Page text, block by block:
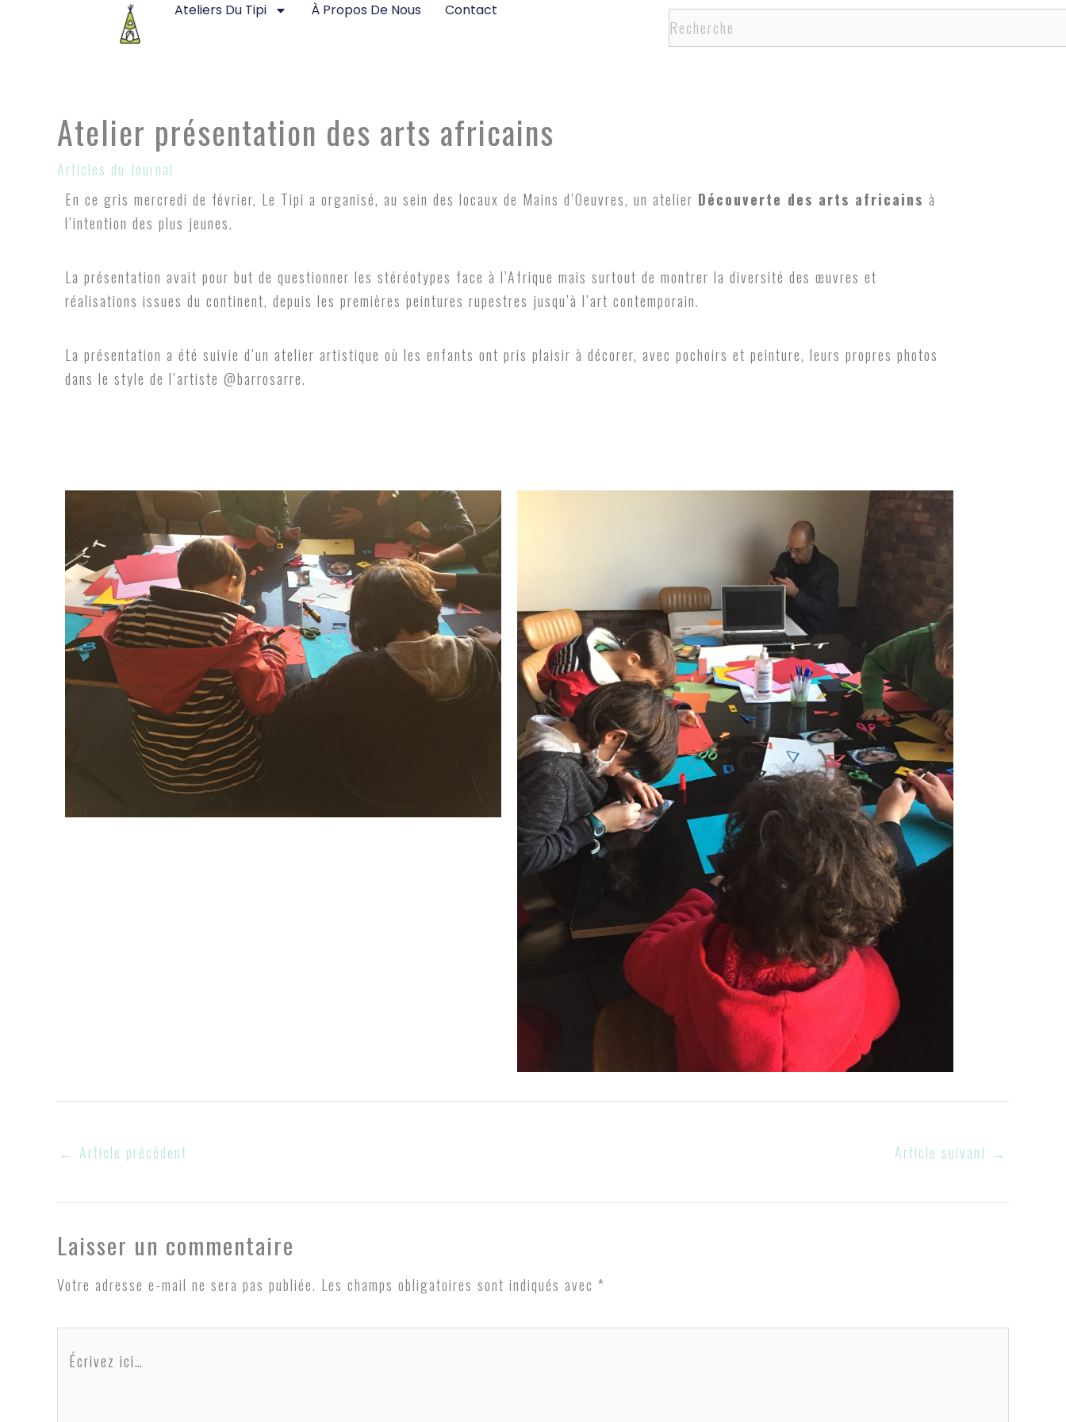
Ateliers Du Tipi À Propos De Nous Contact
Rechercher
Atelier présentation des arts africains
Articles du Journal
En ce gris mercredi de février, Le Tipi a organisé, au sein des locaux de Mains d’Oeuvres, un atelier Découverte des arts africains à
l’intention des plus jeunes.
La présentation avait pour but de questionner les stéréotypes face à l’Afrique mais surtout de montrer la diversité des œuvres et
réalisations issues du continent, depuis les premières peintures rupestres jusqu’à l’art contemporain.
La présentation a été suivie d’un atelier artistique où les enfants ont pris plaisir à décorer, avec pochoirs et peinture, leurs propres photos
dans le style de l’artiste @barrosarre.
← Article précédent Article suivant →
Laisser un commentaire
Votre adresse e-mail ne sera pas publiée. Les champs obligatoires sont indiqués avec *
Écrivez